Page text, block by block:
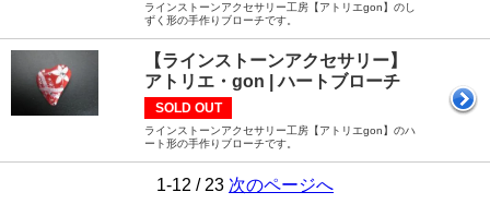
ラインストーンアクセサリー工房【アトリエgon】のし
ずく形の手作りブローチです。
【ラインストーンアクセサリー】
アトリエ・gon | ハートブローチ
SOLD OUT
ラインストーンアクセサリー工房【アトリエgon】のハ
ート形の手作りブローチです。
1-12 / 23 次のページへ